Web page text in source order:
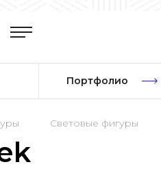
Портфолио
Световые фигуры